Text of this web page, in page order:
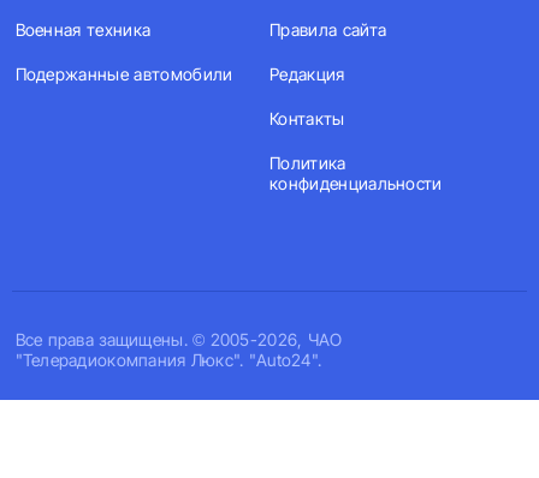
Все права защищены. © 2005-2026, ЧАО
"Телерадиокомпания Люкс". "Auto24".
Военная техника
Подержанные автомобили
Правила сайта
Редакция
Контакты
Политика
конфиденциальности